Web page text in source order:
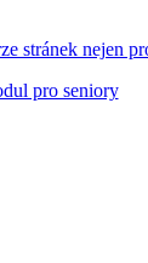
stránek nejen